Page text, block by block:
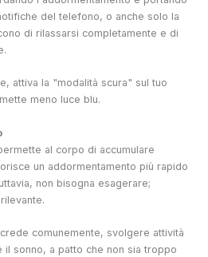
del telefono, o anche solo la
di rilassarsi completamente e di
attiva la "modalità scura" sul tuo
meno luce blu.
al corpo di accumulare
un addormentamento più rapido
non bisogna esagerare;
comunemente, svolgere attività
sonno, a patto che non sia troppo